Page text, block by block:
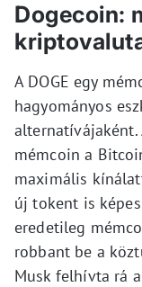
Dogecoin:
A DOGE egy
hagyományos
mémcoin a
maximális
új tokent is
eredetileg
robbant be a
Musk felhívta rá